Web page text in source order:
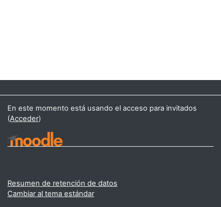
En este momento está usando el acceso para invitados
(Acceder)
Resumen de retención de datos
Cambiar al tema estándar